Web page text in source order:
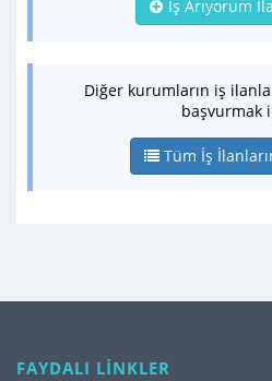
İş Arıyorum
Diğer kurumların iş
başvurmak
Tüm İş
FAYDALI LİNKLER